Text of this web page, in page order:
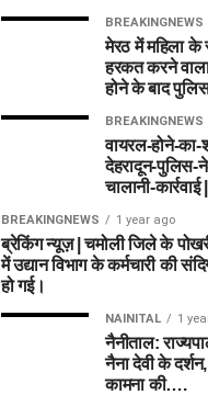
BREAKINGNEWS
मेरठ में महिला
हरकत करने
होने के बाद
BREAKINGNEWS
वायरल-होने-
देहरादून-पुलिस-
चालानी-कार्रवाई |
BREAKINGNEWS 1 year ago
ब्रेकिंग न्यूज़ | चमोली जिले के
में उद्यान विभाग के कर्मचारी की
हो गई।
NAINITAL 1
नैनीताल:
नैना देवी के
कामना की….